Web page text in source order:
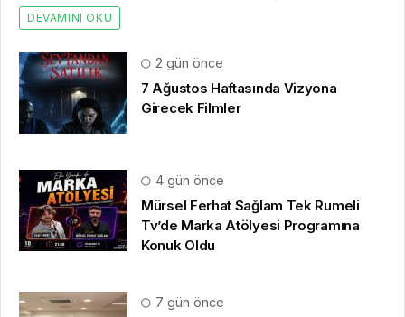
DEVAMINI OKU
2 gün önce
7 Ağustos Haftasında Vizyona
Girecek Filmler
4 gün önce
Mürsel Ferhat Sağlam Tek Rumeli
Tv’de Marka Atölyesi Programına
Konuk Oldu
7 gün önce